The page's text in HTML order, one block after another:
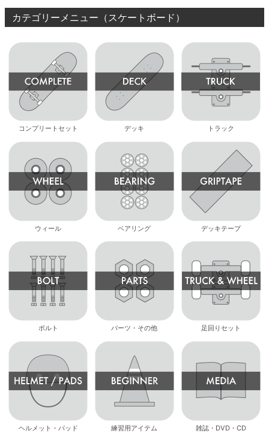
カテゴリーメニュー（スケートボード）
コンプリートセット デッキ トラック
ウィール ベアリング デッキテープ
ボルト パーツ・その他 足回りセット
ヘルメット・パッド 練習用アイテム 雑誌・DVD・CD